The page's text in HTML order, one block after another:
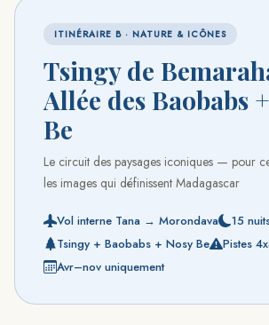
ITINÉRAIRE B · NATURE & ICÔNES
Tsingy de
Allée des Baobabs
Be
Le circuit des paysages iconiques — pour
les images qui définissent Madagascar
Vol interne Tana → Morondava
15
Tsingy + Baobabs + Nosy Be
Pistes
Avr–nov uniquement